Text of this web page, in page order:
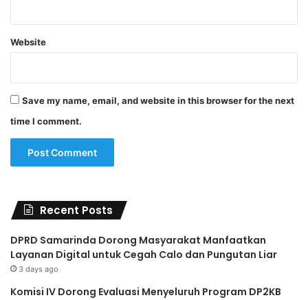
Website
Save my name, email, and website in this browser for the next
time I comment.
Recent Posts
DPRD Samarinda Dorong Masyarakat Manfaatkan
Layanan Digital untuk Cegah Calo dan Pungutan Liar
3 days ago
Komisi IV Dorong Evaluasi Menyeluruh Program DP2KB